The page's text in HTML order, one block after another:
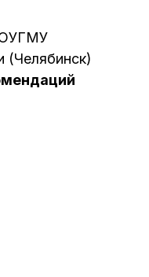
ЮУГМУ
(Челябинск)